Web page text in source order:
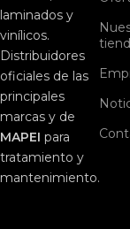
laminados y
vinílicos.
Distribuidores
oficiales de las
principales
marcas y de
MAPEI para
tratamiento y
mantenimiento.